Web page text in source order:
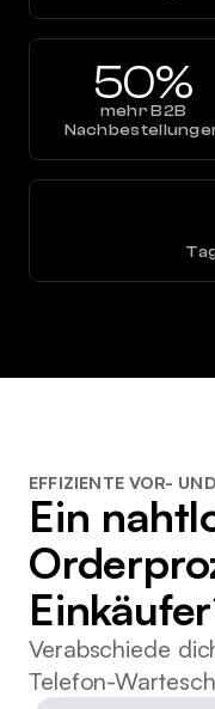
50%
mehr B2B
EFFIZIENTE VOR-
Ein
Verabschiede
Telefon-